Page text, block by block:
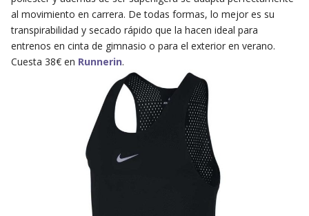
al movimiento en carrera. De todas formas, lo mejor es su
transpirabilidad y secado rápido que la hacen ideal para
entrenos en cinta de gimnasio o para el exterior en verano.
Cuesta 38€ en Runnerin.